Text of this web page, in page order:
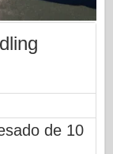
de 10